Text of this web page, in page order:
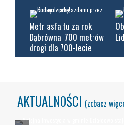
Metr asfaltu za rok
Dąbrówna, 700 metrów
drogi dla 700-lecie
AKTUALNOŚCI (zobacz